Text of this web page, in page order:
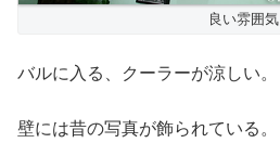
良い雰囲気
バルに入る、クーラーが涼しい。
壁には昔の写真が飾られている。